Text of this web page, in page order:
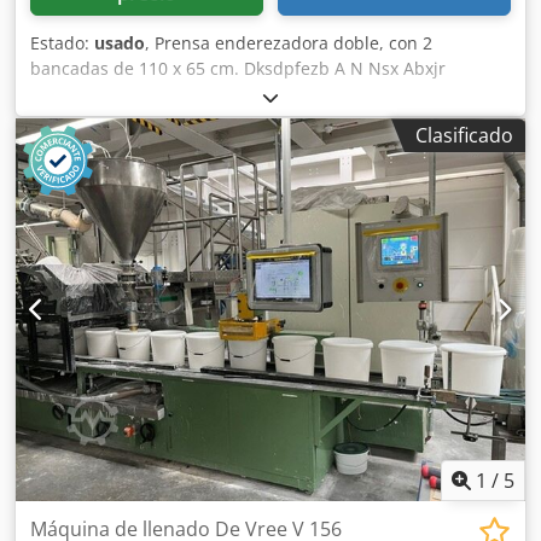
Estado: usado, Prensa enderezadora doble, con 2
bancadas de 110 x 65 cm. Dksdpfezb A N Nsx Abxjr
Clasificado
1 / 5
Máquina de llenado De Vree V 156